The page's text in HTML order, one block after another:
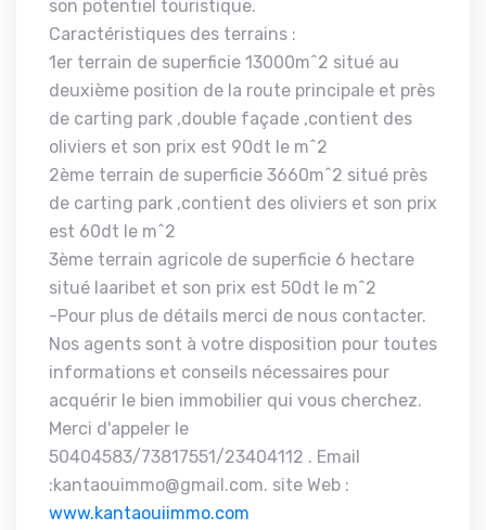
son potentiel touristique.
Caractéristiques des terrains :
1er terrain de superficie 13000m^2 situé au
deuxième position de la route principale et près
de carting park ,double façade ,contient des
oliviers et son prix est 90dt le m^2
2ème terrain de superficie 3660m^2 situé près
de carting park ,contient des oliviers et son prix
est 60dt le m^2
3ème terrain agricole de superficie 6 hectare
situé laaribet et son prix est 50dt le m^2
-Pour plus de détails merci de nous contacter.
Nos agents sont à votre disposition pour toutes
informations et conseils nécessaires pour
acquérir le bien immobilier qui vous cherchez.
Merci d'appeler le
50404583/73817551/23404112 . Email
:kantaouimmo@gmail.com. site Web :
www.kantaouiimmo.com